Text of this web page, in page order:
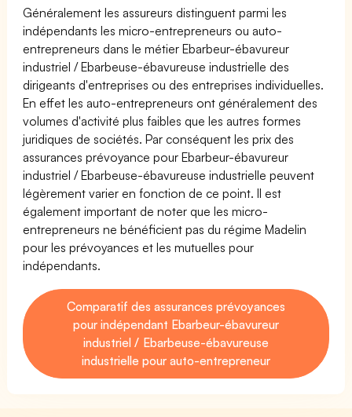
Généralement les assureurs distinguent parmi les
indépendants les micro-entrepreneurs ou auto-
entrepreneurs dans le métier Ebarbeur-ébavureur
industriel / Ebarbeuse-ébavureuse industrielle des
dirigeants d'entreprises ou des entreprises individuelles.
En effet les auto-entrepreneurs ont généralement des
volumes d'activité plus faibles que les autres formes
juridiques de sociétés. Par conséquent les prix des
assurances prévoyance pour Ebarbeur-ébavureur
industriel / Ebarbeuse-ébavureuse industrielle peuvent
légèrement varier en fonction de ce point. Il est
également important de noter que les micro-
entrepreneurs ne bénéficient pas du régime Madelin
pour les prévoyances et les mutuelles pour
indépendants.
Comparatif des assurances prévoyances
pour indépendant Ebarbeur-ébavureur
industriel / Ebarbeuse-ébavureuse
industrielle pour auto-entrepreneur